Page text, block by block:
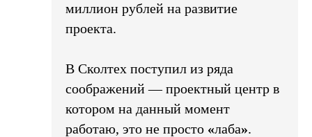
миллион рублей на развитие
проекта.
В Сколтех поступил из ряда
соображений — проектный центр в
котором на данный момент
работаю, это не просто «лаба».